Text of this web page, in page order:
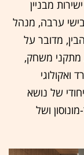
מבניין
ערבה, מנהל
מדובר על
מתקני משחק,
ואקולוגי
של נושא
ושל